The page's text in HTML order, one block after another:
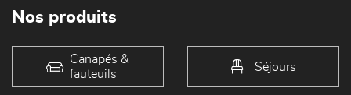
Nos produits
Canapés &
fauteuils
Séjours